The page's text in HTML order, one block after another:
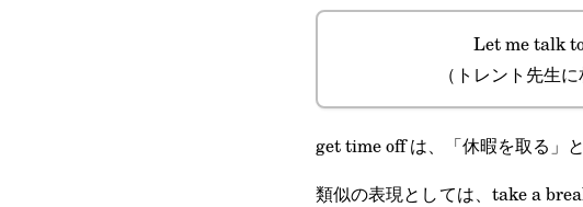
Let me talk
（トレント先生
get time off は、「休暇を取る」
類似の表現としては、take a